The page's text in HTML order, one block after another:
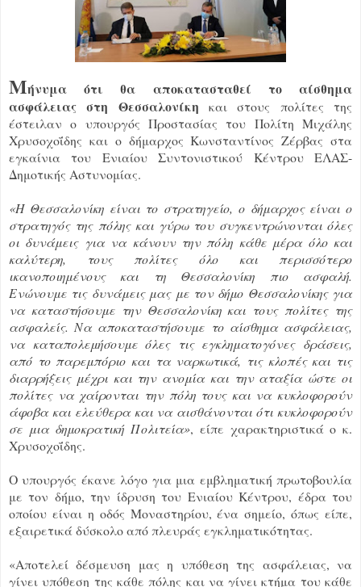
Μήνυμα ότι θα αποκατασταθεί το αίσθημα
ασφάλειας στη Θεσσαλονίκη και στους πολίτες της
έστειλαν ο υπουργός Προστασίας του Πολίτη Μιχάλης
Χρυσοχοΐδης και ο δήμαρχος Κωνσταντίνος Ζέρβας στα
εγκαίνια του Ενιαίου Συντονιστικού Κέντρου ΕΛΑΣ-
Δημοτικής Αστυνομίας.
«Η Θεσσαλονίκη είναι το στρατηγείο, ο δήμαρχος είναι ο
στρατηγός της πόλης και γύρω του συγκεντρώνονται όλες
οι δυνάμεις για να κάνουν την πόλη κάθε μέρα όλο και
καλύτερη, τους πολίτες όλο και περισσότερο
ικανοποιημένους και τη Θεσσαλονίκη πιο ασφαλή.
Ενώνουμε τις δυνάμεις μας με τον δήμο Θεσσαλονίκης για
να καταστήσουμε την Θεσσαλονίκη και τους πολίτες της
ασφαλείς. Να αποκαταστήσουμε το αίσθημα ασφάλειας,
να καταπολεμήσουμε όλες τις εγκληματογόνες δράσεις,
από το παρεμπόριο και τα ναρκωτικά, τις κλοπές και τις
διαρρήξεις μέχρι και την ανομία και την αταξία ώστε οι
πολίτες να χαίρονται την πόλη τους και να κυκλοφορούν
άφοβα και ελεύθερα και να αισθάνονται ότι κυκλοφορούν
σε μια δημοκρατική Πολιτεία», είπε χαρακτηριστικά ο κ.
Χρυσοχοΐδης.
Ο υπουργός έκανε λόγο για μια εμβληματική πρωτοβουλία
με τον δήμο, την ίδρυση του Ενιαίου Κέντρου, έδρα του
οποίου είναι η οδός Μοναστηρίου, ένα σημείο, όπως είπε,
εξαιρετικά δύσκολο από πλευράς εγκληματικότητας.
«Αποτελεί δέσμευση μας η υπόθεση της ασφάλειας, να
γίνει υπόθεση της κάθε πόλης και να γίνει κτήμα του κάθε